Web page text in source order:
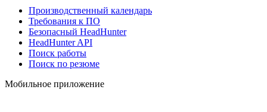
Производственный календарь
Требования к ПО
Безопасный HeadHunter
HeadHunter API
Поиск работы
Поиск по резюме
Мобильное приложение